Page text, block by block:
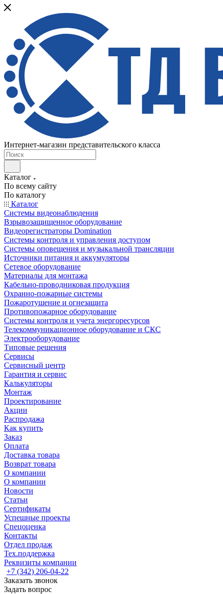
Интернет-магазин представительского класса
Каталог
По всему сайту
По каталогу
Каталог
Системы видеонаблюдения
Взрывозащищенное оборудование
Видеорегистраторы Domination
Системы контроля и управления доступом
Системы оповещения и музыкальной трансляции
Источники питания и аккумуляторы
Сетевое оборудование
Материалы для монтажа
Кабельно-проводниковая продукция
Охранно-пожарные системы
Пожаротушение и огнезащита
Противопожарное оборудование
Системы контроля и учета энергоресурсов
Телекоммуникационное оборудование и СКС
Электрооборудование
Типовые решения
Сервисы
Сервисный центр
Гарантия и сервис
Калькуляторы
Монтаж
Проектирование
Акции
Распродажа
Как купить
Заказ
Оплата
Доставка товара
Возврат товара
О компании
О компании
Новости
Статьи
Сертификаты
Успешные проекты
Спецоценка
Контакты
Отдел продаж
Тех.поддержка
Реквизиты компании
+7 (342) 206-04-22
Заказать звонок
Задать вопрос